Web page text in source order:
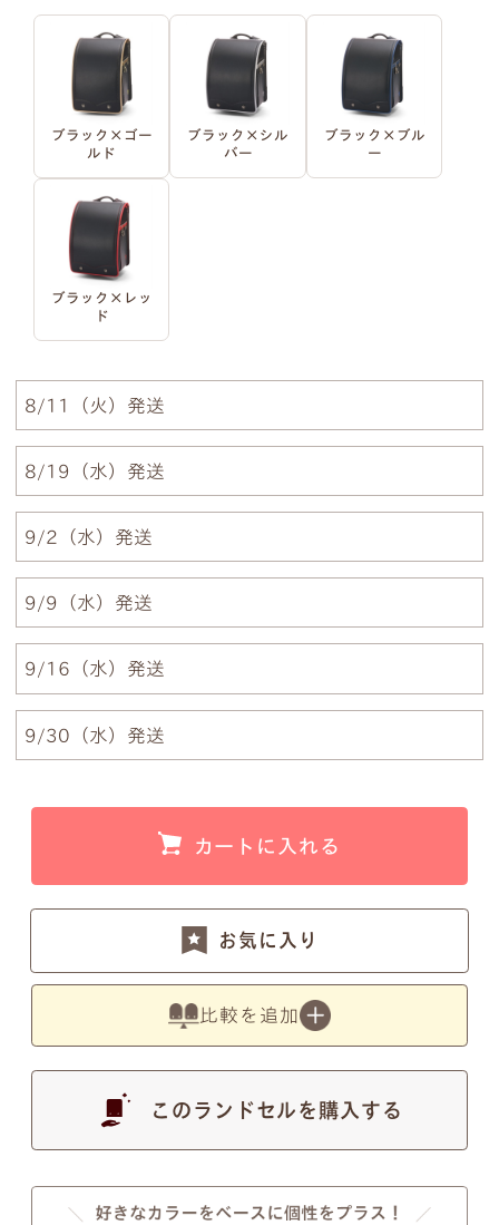
ブラック×ゴー
ルド
ブラック×シル
バー
ブラック×ブル
ー
ブラック×レッ
ド
8/11（火）発送
8/19（水）発送
9/2（水）発送
9/9（水）発送
9/16（水）発送
9/30（水）発送
カートに入れる
お気に入り
比較を追加
このランドセルを購入する
例1）フルネーム 明朝体 例2）苗字を略称 明朝体
例3）下の名前のみ 明朝体 例4）フルネーム 筆記体
例5）苗字を略称 筆記体
例1）フルネーム 明朝体 例2）苗字を略称 明朝体
例3）下の名前のみ 明朝体
例5）苗字を略称 筆記体 例6）下の名前のみ 筆記体
小文字のg、y、jなどの文字が入ると下のラインが変
注意事項2
筆記体のSとT、zとxの文字が似ているため、間違い